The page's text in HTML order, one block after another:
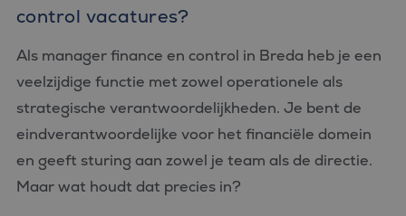
control vacatures?
Als manager finance en control in Breda heb je een
veelzijdige functie met zowel operationele als
strategische verantwoordelijkheden. Je bent de
eindverantwoordelijke voor het financiële domein
en geeft sturing aan zowel je team als de directie.
Maar wat houdt dat precies in?